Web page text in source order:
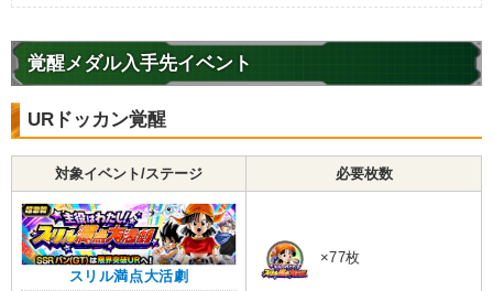
覚醒メダル入手先イベント
URドッカン覚醒
対象イベント/ステージ 必要枚数
スリル満点大活劇
×77枚